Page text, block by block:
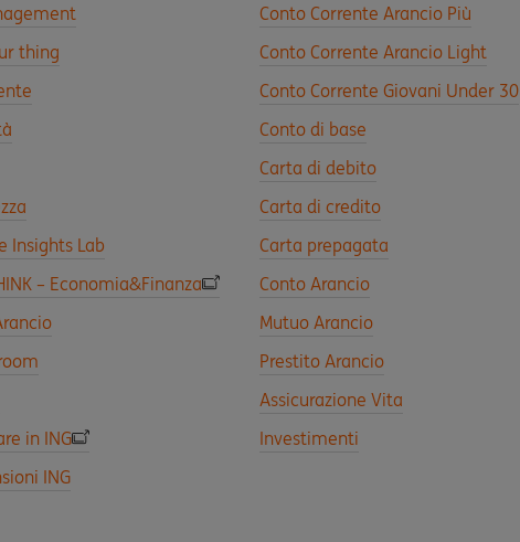
thing
Insights Lab
– Economia&Finanza
in ING
ING
Conto Corrente Arancio Più
Conto Corrente Arancio Light
Conto Corrente Giovani Under 30
Conto di base
Carta di debito
Carta di credito
Carta prepagata
Conto Arancio
Mutuo Arancio
Prestito Arancio
Assicurazione Vita
Investimenti